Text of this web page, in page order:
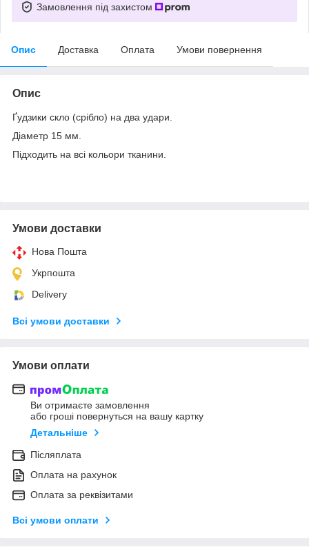
Замовлення під захистом
Опис Доставка Оплата Умови повернення
Опис
Ґудзики скло (срібло) на два удари.
Діаметр 15 мм.
Підходить на всі кольори тканини.
Умови доставки
Нова Пошта
Укрпошта
Delivery
Всі умови доставки
Умови оплати
Ви отримаєте замовлення
або гроші повернуться на вашу картку
Детальніше
Післяплата
Оплата на рахунок
Оплата за реквізитами
Всі умови оплати